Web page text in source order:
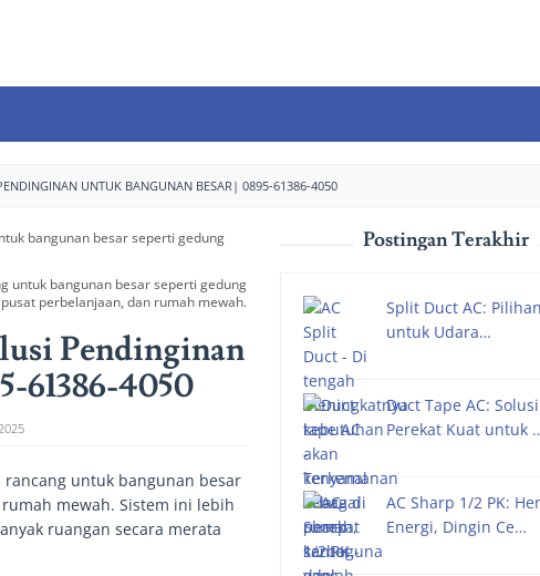
UNTUK BANGUNAN BESAR| 0895-61386-4050
untuk bangunan besar seperti gedung
perbelanjaan, dan rumah mewah.
Pendinginan
61386-4050
untuk bangunan besar
mewah. Sistem ini lebih
ruangan secara merata
Postingan Terakhir
Split Duct AC:
untuk Udara…
Duct Tape AC: Solusi
Perekat Kuat untuk
AC Sharp 1/2 PK:
Energi, Dingin Ce…